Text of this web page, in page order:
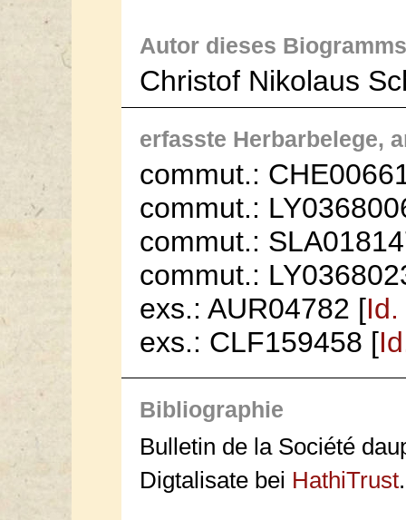
Autor dieses
Christof Nikolaus
erfasste Herbarbelege,
commut.:
commut.:
commut.:
commut.:
exs.: AUR04782 [
exs.: CLF159458 [
Bibliographie
Bulletin de la Société
Digtalisate bei HathiTrust.